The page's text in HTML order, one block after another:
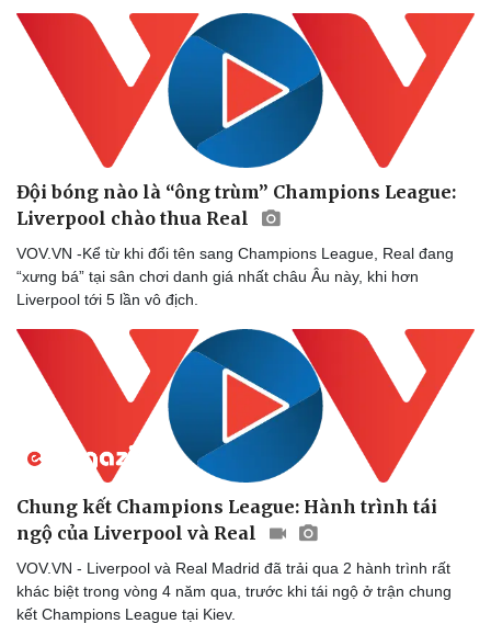
Thông tin doanh nghiệp
Doanh nghiệp 24h
Doanh nhân
Vì cộng đồng
Sành điệu
Tin Công nghệ
Trải nghiệm
Chuyển đổi số
Đội bóng nào là “ông trùm” Champions League:
Liverpool chào thua Real
VOV.VN -Kể từ khi đổi tên sang Champions League, Real đang
“xưng bá” tại sân chơi danh giá nhất châu Âu này, khi hơn
Liverpool tới 5 lần vô địch.
Chung kết Champions League: Hành trình tái
ngộ của Liverpool và Real
VOV.VN - Liverpool và Real Madrid đã trải qua 2 hành trình rất
khác biệt trong vòng 4 năm qua, trước khi tái ngộ ở trận chung
kết Champions League tại Kiev.